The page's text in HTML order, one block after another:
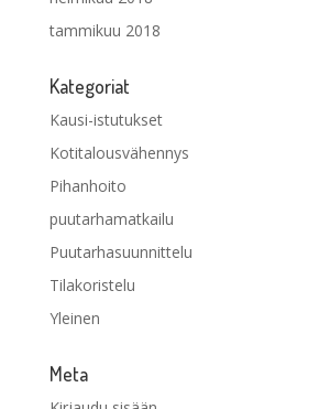
tammikuu 2018
Kategoriat
Kausi-istutukset
Kotitalousvähennys
Pihanhoito
puutarhamatkailu
Puutarhasuunnittelu
Tilakoristelu
Yleinen
Meta